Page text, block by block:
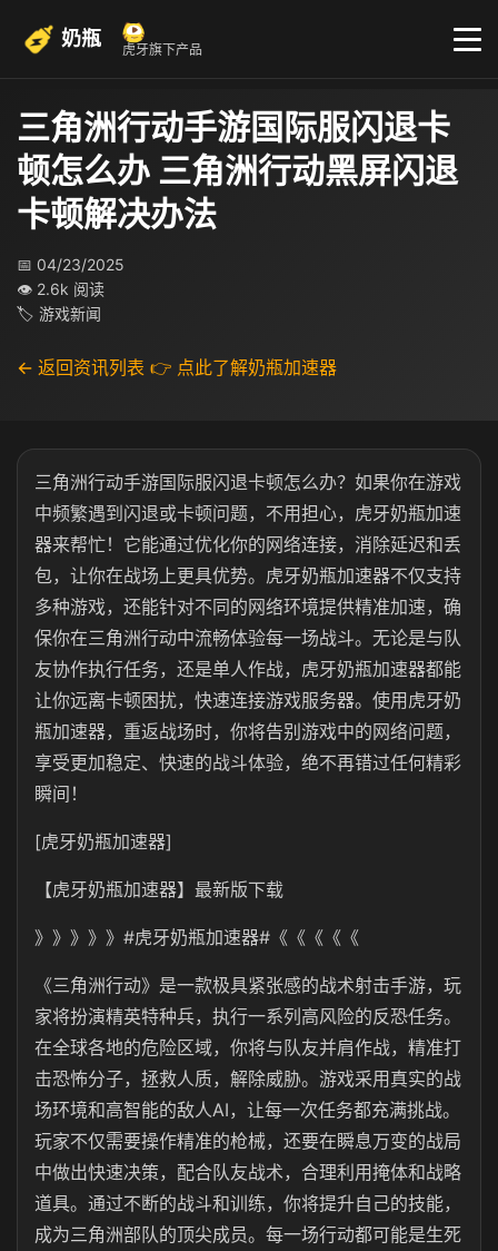
奶瓶 虎牙旗下产品
三角洲行动手游国际服闪退卡
顿怎么办 三角洲行动黑屏闪退
卡顿解决办法
📅 04/23/2025
👁 2.6k 阅读
🏷 游戏新闻
← 返回资讯列表 👉 点此了解奶瓶加速器
三角洲行动手游国际服闪退卡顿怎么办？如果你在游戏
中频繁遇到闪退或卡顿问题，不用担心， 虎牙奶瓶加速
器来帮忙！它能通过优化你的网络连接，消除延迟和丢
包，让你在战场上更具优势。虎牙奶瓶加速器不仅支持
多种游戏，还能针对不同的网络环境提供精准加速，确
保你在三角洲行动中流畅体验每一场战斗。无论是与队
友协作执行任务，还是单人作战，虎牙奶瓶加速器都能
让你远离卡顿困扰，快速连接游戏服务器。使用 虎牙奶
瓶加速器，重返战场时，你将告别游戏中的网络问题，
享受更加稳定、快速的战斗体验，绝不再错过任何精彩
瞬间！
[虎牙奶瓶加速器]
【虎牙奶瓶加速器】最新版下载
》》》》》#虎牙奶瓶加速器#《《《《《
《三角洲行动》是一款极具紧张感的战术射击手游，玩
家将扮演精英特种兵，执行一系列高风险的反恐任务。
在全球各地的危险区域，你将与队友并肩作战，精准打
击恐怖分子，拯救人质，解除威胁。游戏采用真实的战
场环境和高智能的敌人AI，让每一次任务都充满挑战。
玩家不仅需要操作精准的枪械，还要在瞬息万变的战局
中做出快速决策，配合队友战术，合理利用掩体和战略
道具。通过不断的战斗和训练，你将提升自己的技能，
成为三角洲部队的顶尖成员。每一场行动都可能是生死